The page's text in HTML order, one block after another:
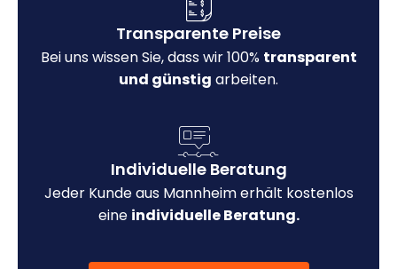
Transparente Preise
Bei uns wissen Sie, dass wir 100% transparent
und günstig arbeiten.
Individuelle Beratung
Jeder Kunde aus Mannheim erhält kostenlos
eine individuelle Beratung.